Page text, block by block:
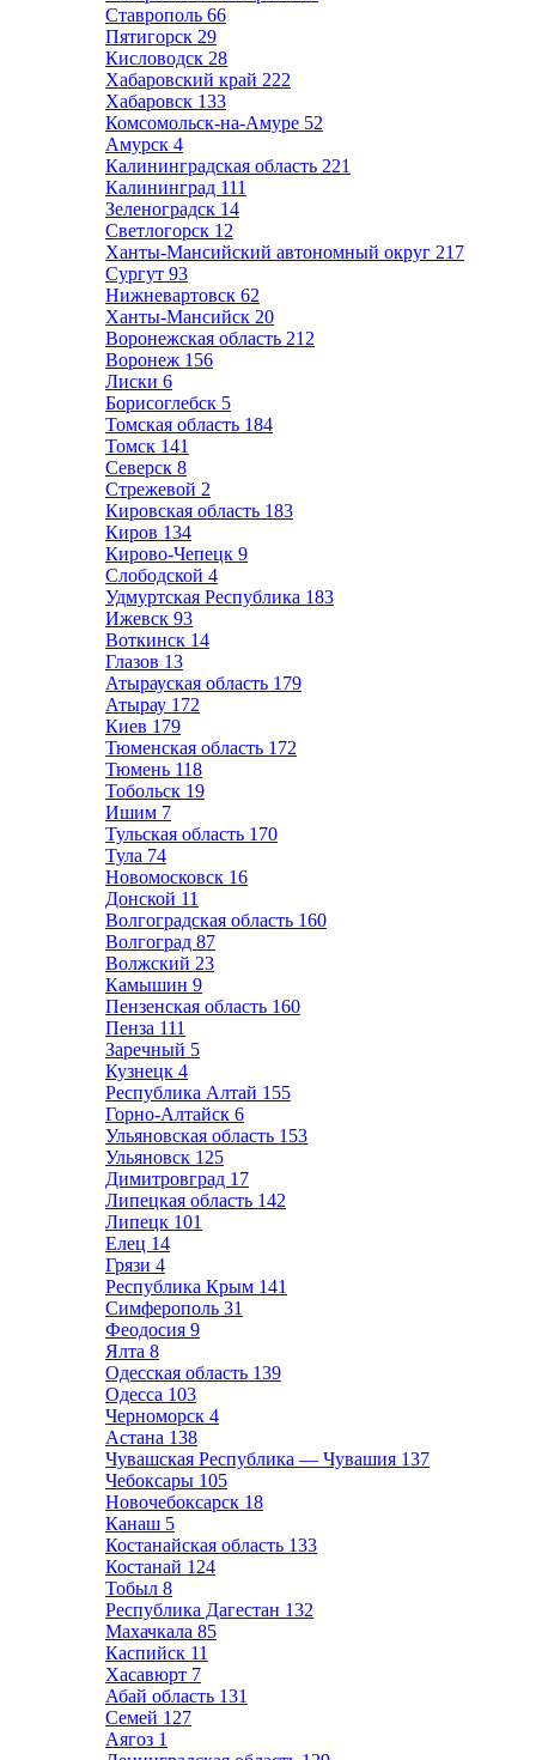
Ставрополь 66
Пятигорск 29
Кисловодск 28
Хабаровский край 222
Хабаровск 133
Комсомольск-на-Амуре 52
Амурск 4
Калининградская область 221
Калининград 111
Зеленоградск 14
Светлогорск 12
Ханты-Мансийский автономный округ 217
Сургут 93
Нижневартовск 62
Ханты-Мансийск 20
Воронежская область 212
Воронеж 156
Лиски 6
Борисоглебск 5
Томская область 184
Томск 141
Северск 8
Стрежевой 2
Кировская область 183
Киров 134
Кирово-Чепецк 9
Слободской 4
Удмуртская Республика 183
Ижевск 93
Воткинск 14
Глазов 13
Атырауская область 179
Атырау 172
Киев 179
Тюменская область 172
Тюмень 118
Тобольск 19
Ишим 7
Тульская область 170
Тула 74
Новомосковск 16
Донской 11
Волгоградская область 160
Волгоград 87
Волжский 23
Камышин 9
Пензенская область 160
Пенза 111
Заречный 5
Кузнецк 4
Республика Алтай 155
Горно-Алтайск 6
Ульяновская область 153
Ульяновск 125
Димитровград 17
Липецкая область 142
Липецк 101
Елец 14
Грязи 4
Республика Крым 141
Симферополь 31
Феодосия 9
Ялта 8
Одесская область 139
Одесса 103
Черноморск 4
Астана 138
Чувашская Республика — Чувашия 137
Чебоксары 105
Новочебоксарск 18
Канаш 5
Костанайская область 133
Костанай 124
Тобыл 8
Республика Дагестан 132
Махачкала 85
Каспийск 11
Хасавюрт 7
Абай область 131
Семей 127
Аягоз 1